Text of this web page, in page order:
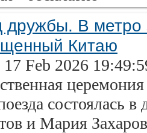
дружбы. В метро
Китаю
Feb 2026
церемония
состоялась
и Мария